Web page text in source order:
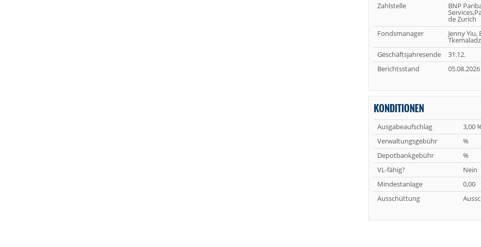
Zahlstelle
BNP
de Zurich
Fondsmanager
Jenny Yiu,
Geschäftsjahresende
31.12.
Berichtsstand
05.08.2026
KONDITIONEN
Ausgabeaufschlag
3,00
Verwaltungsgebühr
%
Depotbankgebühr
%
VL-fähig?
Nein
Mindestanlage
0,00
Ausschüttung